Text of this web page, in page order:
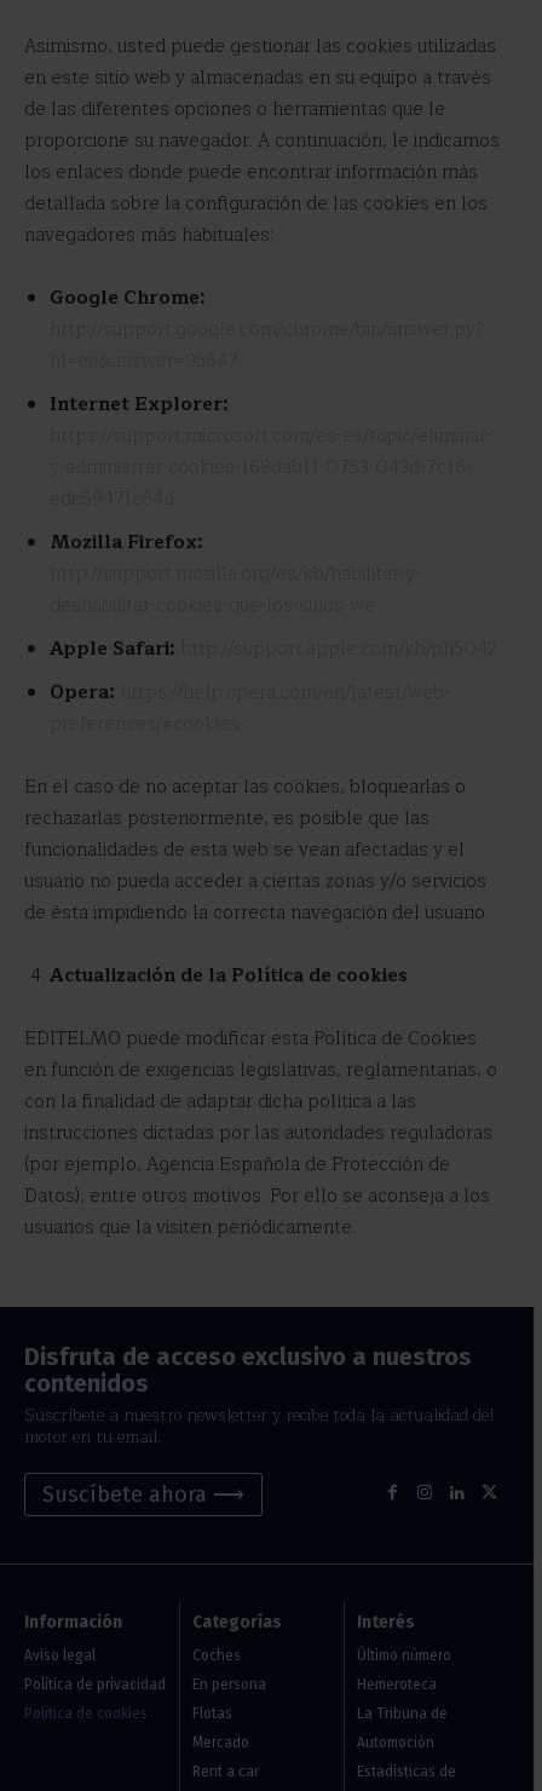
Asimismo, usted puede gestionar las cookies utilizadas
en este sitio web y almacenadas en su equipo a través
de las diferentes opciones o herramientas que le
proporcione su navegador. A continuación, le indicamos
los enlaces donde puede encontrar información más
detallada sobre la configuración de las cookies en los
navegadores más habituales:
Google Chrome:
Internet Explorer:
Mozilla Firefox:
Apple Safari:
Opera:
En el caso de no aceptar las cookies, bloquearlas o
rechazarlas posteriormente, es posible que las
funcionalidades de esta web se vean afectadas y el
usuario no pueda acceder a ciertas zonas y/o servicios
de ésta impidiendo la correcta navegación del usuario.
Actualización de la Política de cookies
EDITELMO puede modificar esta Política de Cookies
en función de exigencias legislativas, reglamentarias, o
con la finalidad de adaptar dicha política a las
instrucciones dictadas por las autoridades reguladoras
(por ejemplo, Agencia Española de Protección de
Datos), entre otros motivos. Por ello se aconseja a los
usuarios que la visiten periódicamente.
Disfruta de acceso exclusivo a nuestros
contenidos
Suscríbete a nuestro newsletter y recibe toda la actualidad del
motor en tu email.
Suscíbete ahora ⟶
Información
Aviso legal
Política de privacidad
Política de cookies
Categorías
Coches
En persona
Flotas
Mercado
Rent a car
Interés
Último número
Hemeroteca
La Tribuna de
Automoción
Estadísticas de